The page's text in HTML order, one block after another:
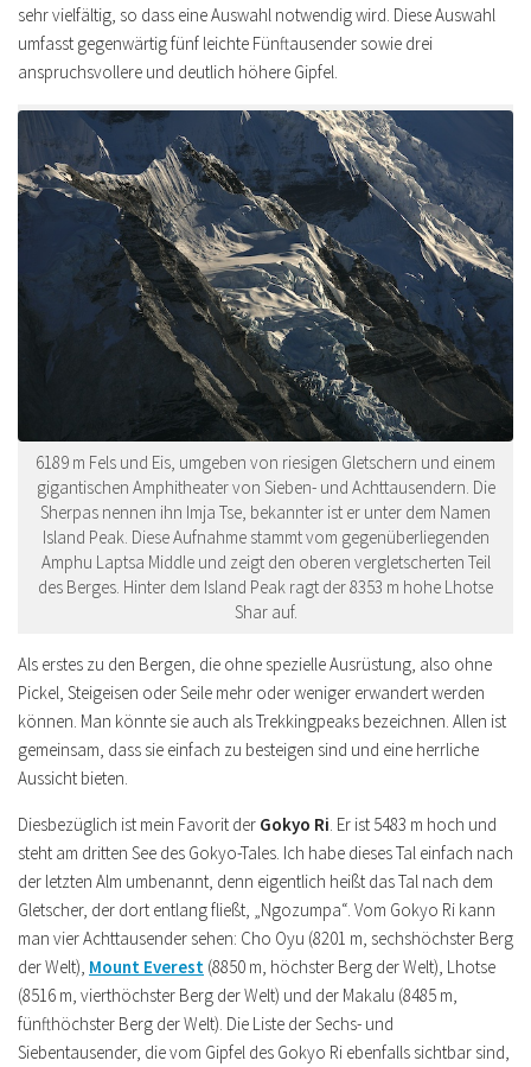
sehr vielfältig, so dass eine Auswahl notwendig wird. Diese Auswahl
umfasst gegenwärtig fünf leichte Fünftausender sowie drei
anspruchsvollere und deutlich höhere Gipfel.
6189 m Fels und Eis, umgeben von riesigen Gletschern und einem
gigantischen Amphitheater von Sieben- und Achttausendern. Die
Sherpas nennen ihn Imja Tse, bekannter ist er unter dem Namen
Island Peak. Diese Aufnahme stammt vom gegenüberliegenden
Amphu Laptsa Middle und zeigt den oberen vergletscherten Teil
des Berges. Hinter dem Island Peak ragt der 8353 m hohe Lhotse
Shar auf.
Als erstes zu den Bergen, die ohne spezielle Ausrüstung, also ohne
Pickel, Steigeisen oder Seile mehr oder weniger erwandert werden
können. Man könnte sie auch als Trekkingpeaks bezeichnen. Allen ist
gemeinsam, dass sie einfach zu besteigen sind und eine herrliche
Aussicht bieten.
Diesbezüglich ist mein Favorit der Gokyo Ri. Er ist 5483 m hoch und
steht am dritten See des Gokyo-Tales. Ich habe dieses Tal einfach nach
der letzten Alm umbenannt, denn eigentlich heißt das Tal nach dem
Gletscher, der dort entlang fließt, „Ngozumpa“. Vom Gokyo Ri kann
man vier Achttausender sehen: Cho Oyu (8201 m, sechshöchster Berg
der Welt), Mount Everest (8850 m, höchster Berg der Welt), Lhotse
(8516 m, vierthöchster Berg der Welt) und der Makalu (8485 m,
fünfthöchster Berg der Welt). Die Liste der Sechs- und
Siebentausender, die vom Gipfel des Gokyo Ri ebenfalls sichtbar sind,